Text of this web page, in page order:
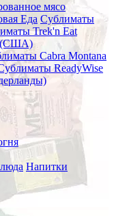
мясо
Еда Сублиматы
Trek'n Eat
(США)
Cabra Montana
ReadyWise
Напитки